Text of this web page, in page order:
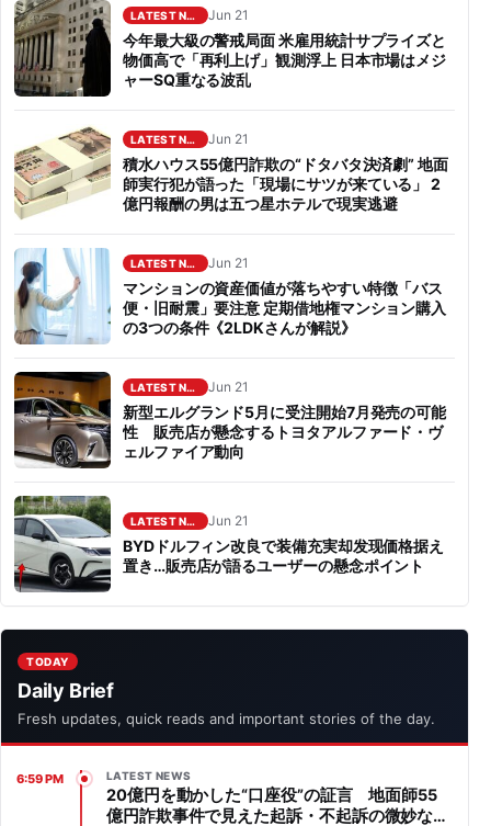
LATEST NEWS Jun 21
今年最大級の警戒局面 米雇用統計サプライズと
物価高で「再利上げ」観測浮上 日本市場はメジ
ャーSQ重なる波乱
LATEST NEWS Jun 21
積水ハウス55億円詐欺の“ドタバタ決済劇” 地面
師実行犯が語った「現場にサツが来ている」 2
億円報酬の男は五つ星ホテルで現実逃避
LATEST NEWS Jun 21
マンションの資産価値が落ちやすい特徴「バス
便・旧耐震」要注意 定期借地権マンション購入
の3つの条件《2LDKさんが解説》
LATEST NEWS Jun 21
新型エルグランド5月に受注開始7月発売の可能
性 販売店が懸念するトヨタアルファード・ヴ
ェルファイア動向
LATEST NEWS Jun 21
BYDドルフィン改良で装備充実却发现価格据え
置き…販売店が語るユーザーの懸念ポイント
TODAY
Daily Brief
Fresh updates, quick reads and important stories of the day.
6:59 PM LATEST NEWS
20億円を動かした“口座役”の証言 地面師55
億円詐欺事件で見えた起訴・不起訴の微妙なラ